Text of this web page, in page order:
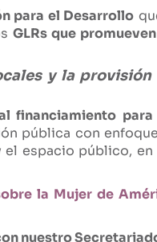
para el Desarrollo
GLRs que
y la
financiamiento
pública con
espacio público, en
la Mujer de
nuestro